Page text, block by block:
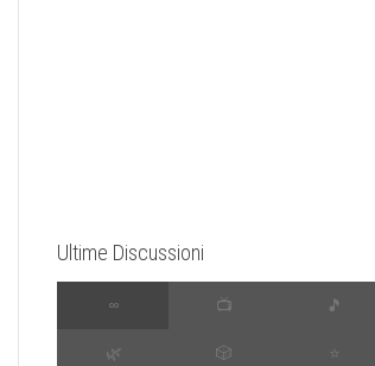
Ultime Discussioni
∞ 📺 🎵
🌿 🎲 ⭐️